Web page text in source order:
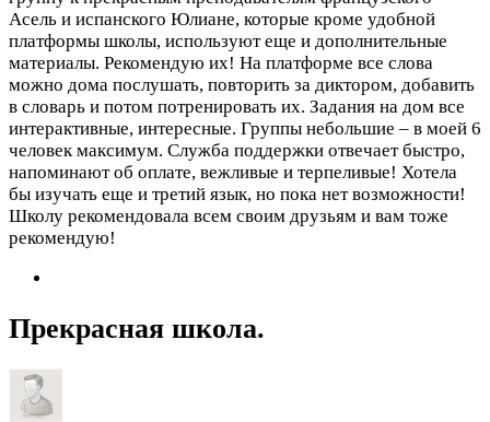
Асель и испанского Юлиане, которые кроме удобной
платформы школы, используют еще и дополнительные
материалы. Рекомендую их! На платформе все слова
можно дома послушать, повторить за диктором, добавить
в словарь и потом потренировать их. Задания на дом все
интерактивные, интересные. Группы небольшие – в моей 6
человек максимум. Служба поддержки отвечает быстро,
напоминают об оплате, вежливые и терпеливые! Хотела
бы изучать еще и третий язык, но пока нет возможности!
Школу рекомендовала всем своим друзьям и вам тоже
рекомендую!
Прекрасная школа.